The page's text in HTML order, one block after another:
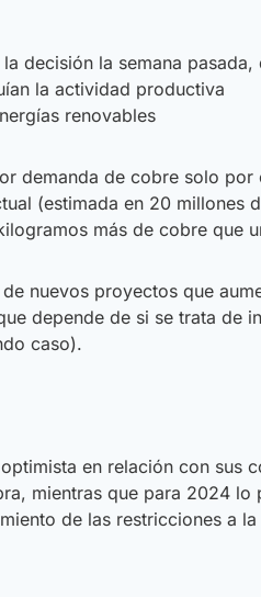
decisión la semana
la actividad productiva
renovables
demanda de cobre solo
(estimada en 20 millones
más de cobre que
nuevos proyectos que
depende de si se trata de
caso).
en relación con
mientras que para 2024
de las restricciones a